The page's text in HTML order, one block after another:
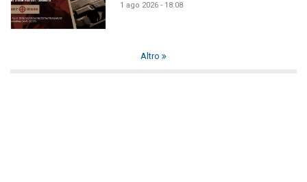
1 ago 2026 - 18:08
Altro